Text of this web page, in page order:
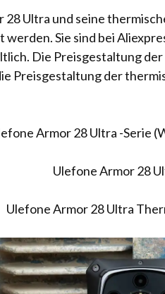
28 Ultra und seine
Sie sind bei
Die Preisgestaltung
Preisgestaltung der
Armor 28 Ultra -Serie
Ulefone Armor 28
Ulefone Armor 28 Ultra